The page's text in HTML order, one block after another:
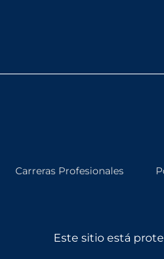
Carreras Profesionales
Este sitio está